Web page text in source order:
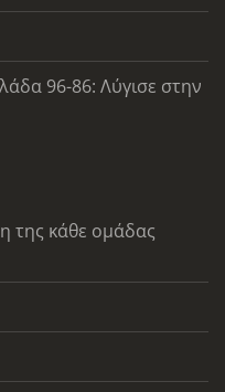
96-86: Λύγισε στην
της κάθε ομάδας